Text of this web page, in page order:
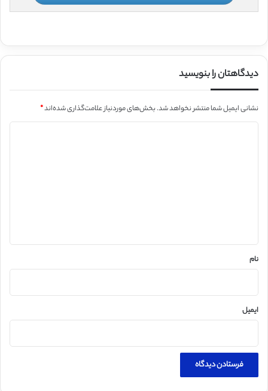
دیدگاهتان را بنویسید
نشانی ایمیل شما منتشر نخواهد شد.بخش‌های موردنیاز علامت‌گذاری شده‌اند*
نام
ایمیل